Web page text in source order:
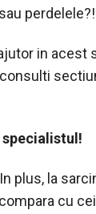
perdelele?!
in acest
plus, la
cu